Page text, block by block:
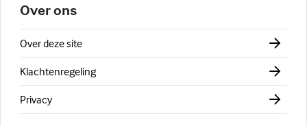
Over ons
Over deze site
Klachtenregeling
Privacy